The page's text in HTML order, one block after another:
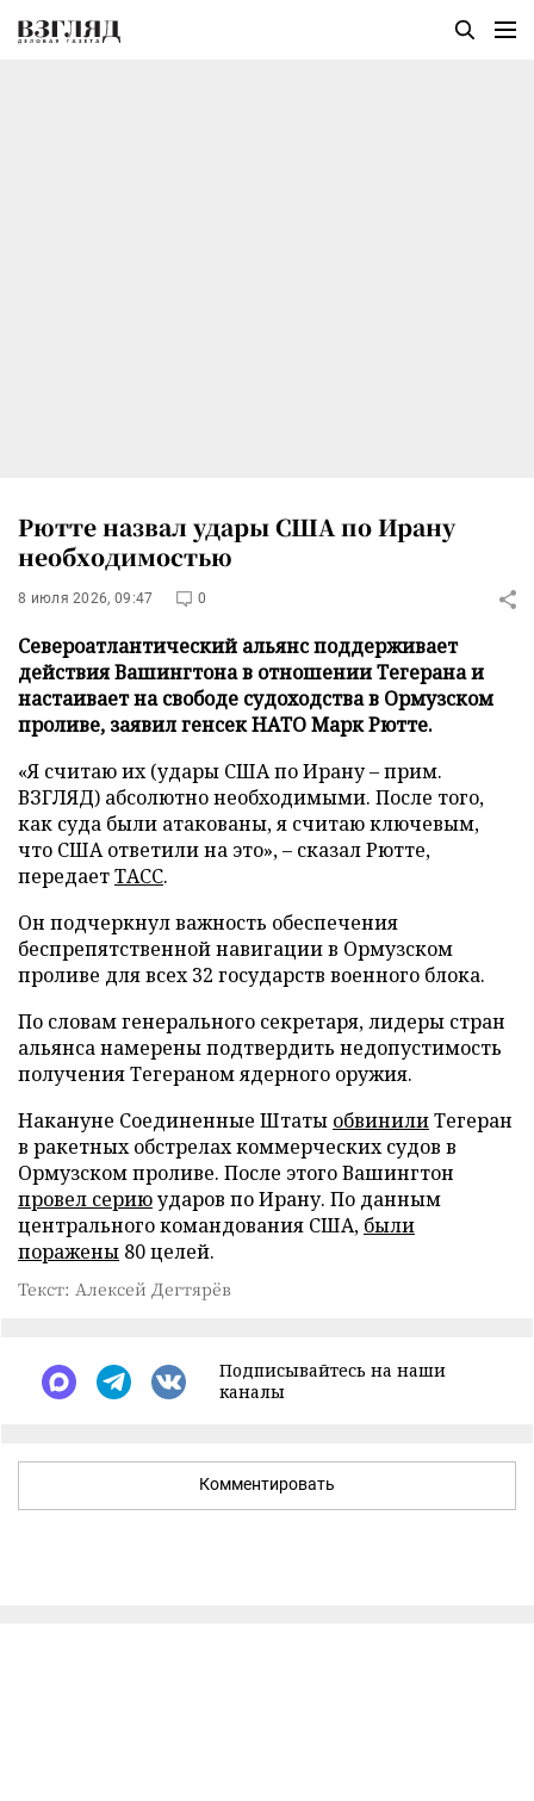
Рютте назвал удары США по Ирану
необходимостью
8 июля 2026, 09:47 0
Североатлантический альянс поддерживает
действия Вашингтона в отношении Тегерана и
настаивает на свободе судоходства в Ормузском
проливе, заявил генсек НАТО Марк Рютте.
«Я считаю их (удары США по Ирану – прим.
ВЗГЛЯД) абсолютно необходимыми. После того,
как суда были атакованы, я считаю ключевым,
что США ответили на это», – сказал Рютте,
передаетТАСС.
Он подчеркнул важность обеспечения
беспрепятственной навигации в Ормузском
проливе для всех 32 государств военного блока.
По словам генерального секретаря, лидеры стран
альянса намерены подтвердить недопустимость
получения Тегераном ядерного оружия.
Накануне Соединенные Штаты обвинилиТегеран
в ракетных обстрелах коммерческих судов в
Ормузском проливе. После этого Вашингтон
провел сериюударов по Ирану. По данным
центрального командования США, были
поражены 80 целей.
Текст: Алексей Дегтярёв
Подписывайтесь на наши
каналы
Комментировать